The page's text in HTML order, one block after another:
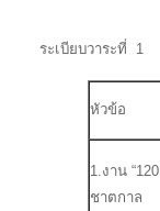
ระเบียบวาระที่
หัวข้อ
1.งาน
ชาตกาล